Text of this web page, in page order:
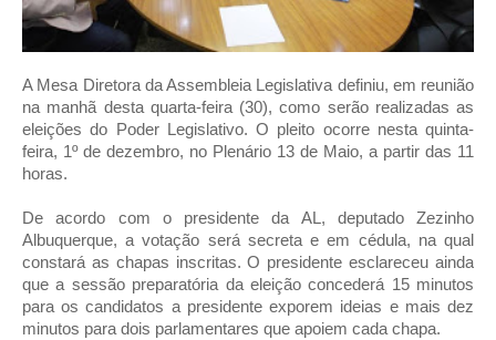
A Mesa Diretora da Assembleia Legislativa definiu, em reunião
na manhã desta quarta-feira (30), como serão realizadas as
eleições do Poder Legislativo. O pleito ocorre nesta quinta-
feira, 1º de dezembro, no Plenário 13 de Maio, a partir das 11
horas.
De acordo com o presidente da AL, deputado Zezinho
Albuquerque, a votação será secreta e em cédula, na qual
constará as chapas inscritas. O presidente esclareceu ainda
que a sessão preparatória da eleição concederá 15 minutos
para os candidatos a presidente exporem ideias e mais dez
minutos para dois parlamentares que apoiem cada chapa.